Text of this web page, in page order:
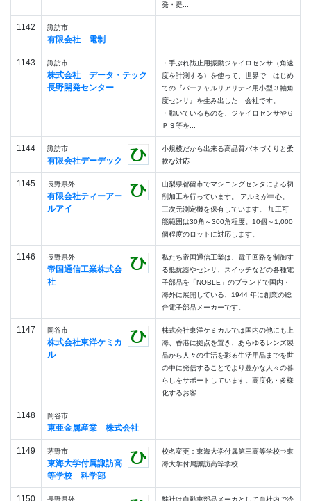
発・提...
1142 諏訪市
有限会社 電制
1143 諏訪市
株式会社 データ・テック
長野開発センター
・手ぶれ防止用振動ジャイロセンサ（角速
度を計測する）を使って、世界で はじめ
ての『バーチャルリアリティ用小型３軸角
度センサ』を生み出した 会社です。
・動いているものを、ジャイロセンサやＧ
ＰＳ等を...
1144 諏訪市
有限会社デーデック
小規模だから出来る高品質バネづくりと柔
軟な対応
1145 長野県外
有限会社ティーアー
ルアイ
山梨県都留市でマシニングセンタによる切
削加工を行っています。 アルミが中心。
三次元測定機を保有しています。 加工可
能範囲は30角～300角程度。10個～1,000
個程度のロットに対応します。
1146 長野県外
帝国通信工業株式会
社
私たち帝国通信工業は、電子回路を制御す
る抵抗器やセンサ、スイッチなどの各種電
子部品を「NOBLE」のブランドで国内・
海外に展開している、1944 年に創業の総
合電子部品メーカーです。
1147 岡谷市
株式会社東洋ケミカ
ル
株式会社東洋ケミカルでは国内の他にも上
海、香港に拠点を置き、あらゆるレンズ製
品から人々の生活を彩る生活用品までを世
の中に発信することでより豊かな人々の暮
らしをサポートしています。高度化・多様
化するお客...
1148 岡谷市
東亜金属産業 株式会社
1149 茅野市
東海大学付属諏訪高
等学校 科学部
校名変更：東海大学付属第三高等学校⇒東
海大学付属諏訪高等学校
1150 長野県外 弊社は自動車部品メーカとして自社内で冷